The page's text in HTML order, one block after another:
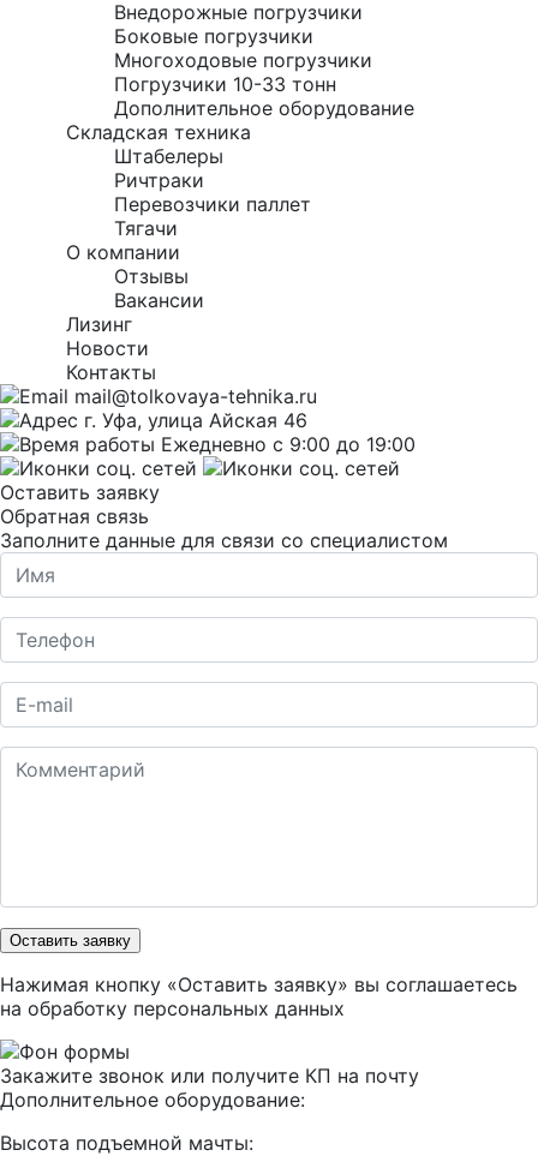
Внедорожные погрузчики
Боковые погрузчики
Многоходовые погрузчики
Погрузчики 10-33 тонн
Дополнительное оборудование
Складская техника
Штабелеры
Ричтраки
Перевозчики паллет
Тягачи
О компании
Отзывы
Вакансии
Лизинг
Новости
Контакты
mail@tolkovaya-tehnika.ru
г. Уфа, улица Айская 46
Ежедневно с 9:00 до 19:00
Оставить заявку
Обратная связь
Заполните данные для связи со специалистом
Оставить заявку
Нажимая кнопку «Оставить заявку» вы соглашаетесь
на обработку персональных данных
Закажите звонок или получите КП на почту
Дополнительное оборудование:
Высота подъемной мачты: